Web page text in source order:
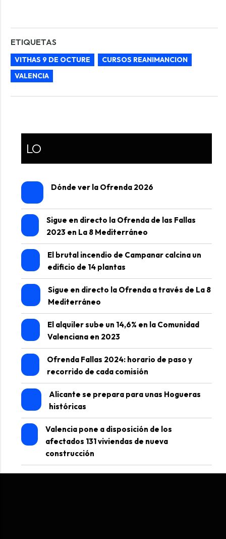
ETIQUETAS
VITHAS 9 DE OCTURE
CURSOS REANIMANCION
VALENCIA
LO
Dónde ver la Ofrenda 2026
Sigue en directo la Ofrenda de las Fallas
2023 en La 8 Mediterráneo
El brutal incendio de Campanar calcina un
edificio de 14 plantas
Sigue en directo la Ofrenda a través de La 8
Mediterráneo
El alquiler sube un 14,6% en la Comunidad
Valenciana en 2023
Ofrenda Fallas 2024: horario de paso y
recorrido de cada comisión
Alicante se prepara para unas Hogueras
históricas
Valencia pone a disposición de los
afectados 131 viviendas de nueva
construcción